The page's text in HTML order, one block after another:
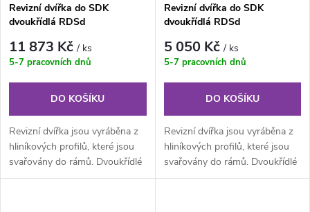
Revizní dvířka do SDK
dvoukřídlá RDSd
11 873 Kč/ ks
5-7 pracovních dnů
DO KOŠÍKU
Revizní dvířka jsou vyráběna z
hliníkových profilů, které jsou
svařovány do rámů. Dvoukřídlé
provedení je složeno z...
Revizní dvířka do SDK
dvoukřídlá RDSd
5 050 Kč/ ks
5-7 pracovních dnů
DO KOŠÍKU
Revizní dvířka jsou vyráběna z
hliníkových profilů, které jsou
svařovány do rámů. Dvoukřídlé
provedení je složeno z...